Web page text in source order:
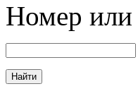
Номер или